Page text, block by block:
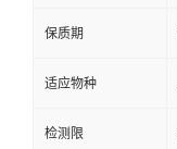
保质期
适应物种
检测限